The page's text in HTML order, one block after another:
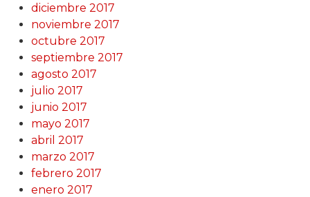
diciembre 2017
noviembre 2017
octubre 2017
septiembre 2017
agosto 2017
julio 2017
junio 2017
mayo 2017
abril 2017
marzo 2017
febrero 2017
enero 2017